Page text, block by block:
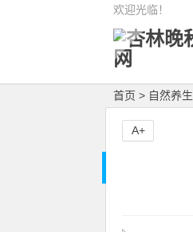
欢迎光临！
首页 > 自然养生
A+